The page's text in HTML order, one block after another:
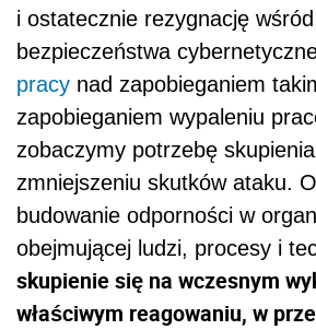
i ostatecznie rezygnację
bezpieczeństwa
pracy nad zapobieganiem
zapobieganiem wypaleniu
zobaczymy potrzebę
zmniejszeniu skutków ataku.
budowanie odporności w
obejmującej ludzi, procesy i
skupienie się na wczesnym
właściwym reagowaniu, w